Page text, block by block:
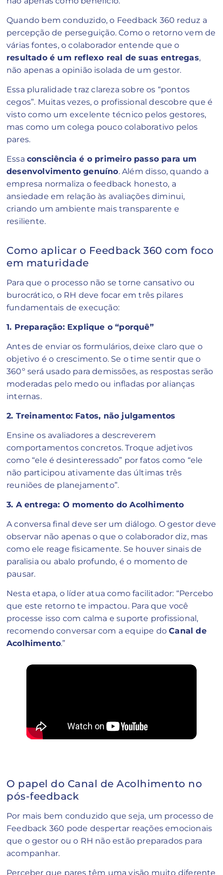
Quando bem conduzido, o Feedback 360 reduz a
percepção de perseguição. Como o retorno vem de
várias fontes, o colaborador entende que o
resultado é um reflexo real de suas entregas,
não apenas a opinião isolada de um gestor.
Essa pluralidade traz clareza sobre os “pontos
cegos”. Muitas vezes, o profissional descobre que é
visto como um excelente técnico pelos gestores,
mas como um colega pouco colaborativo pelos
pares.
Essa consciência é o primeiro passo para um
desenvolvimento genuíno. Além disso, quando a
empresa normaliza o feedback honesto, a
ansiedade em relação às avaliações diminui,
criando um ambiente mais transparente e
resiliente.
Como aplicar o Feedback 360 com foco
em maturidade
Para que o processo não se torne cansativo ou
burocrático, o RH deve focar em três pilares
fundamentais de execução:
1. Preparação: Explique o “porquê”
Antes de enviar os formulários, deixe claro que o
objetivo é o crescimento. Se o time sentir que o
360º será usado para demissões, as respostas serão
moderadas pelo medo ou infladas por alianças
internas.
2. Treinamento: Fatos, não julgamentos
Ensine os avaliadores a descreverem
comportamentos concretos. Troque adjetivos
como “ele é desinteressado” por fatos como “ele
não participou ativamente das últimas três
reuniões de planejamento”.
3. A entrega: O momento do Acolhimento
A conversa final deve ser um diálogo. O gestor deve
observar não apenas o que o colaborador diz, mas
como ele reage fisicamente. Se houver sinais de
paralisia ou abalo profundo, é o momento de
pausar.
Nesta etapa, o líder atua como facilitador: “Percebo
que este retorno te impactou. Para que você
processe isso com calma e suporte profissional,
recomendo conversar com a equipe doCanal de
Acolhimento.”
O papel do Canal de Acolhimento no
pós-feedback
Por mais bem conduzido que seja, um processo de
Feedback 360 pode despertar reações emocionais
que o gestor ou o RH não estão preparados para
acompanhar.
Perceber que pares têm uma visão muito diferente